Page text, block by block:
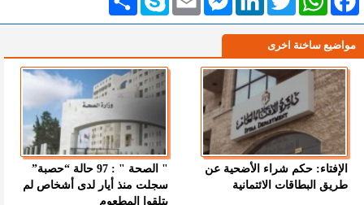
مواضيع ساخنة اخرى
الإفتاء: حكم شراء الأضحية عن
طريق البطاقات الائتمانية
" الصحة " : 97 حالة “حصبة”
سجلت منذ أيار لدى أشخاص لم
يتلقوا المطعوم